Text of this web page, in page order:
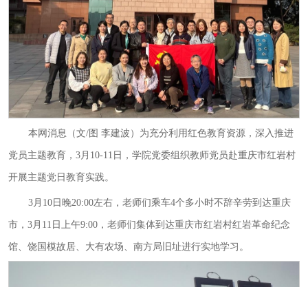
本网消息（文/图 李建波）为充分利用红色教育资源，深入推进
党员主题教育，3月10-11日，学院党委组织教师党员赴重庆市红岩村
开展主题党日教育实践。
3月10日晚20:00左右，老师们乘车4个多小时不辞辛劳到达重庆
市，3月11日上午9:00，老师们集体到达重庆市红岩村红岩革命纪念
馆、饶国模故居、大有农场、南方局旧址进行实地学习。